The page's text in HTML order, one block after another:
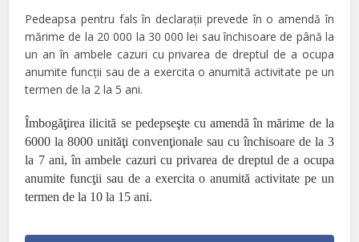
Pedeapsa pentru fals în declaraţii prevede în o amendă în
mărime de la 20 000 la 30 000 lei sau închisoare de până la
un an în ambele cazuri cu privarea de dreptul de a ocupa
anumite funcţii sau de a exercita o anumită activitate pe un
termen de la 2 la 5 ani.
Îmbogăţirea ilicită se pedepseşte cu amendă în mărime de la
6000 la 8000 unităţi convenţionale sau cu închisoare de la 3
la 7 ani, în ambele cazuri cu privarea de dreptul de a ocupa
anumite funcţii sau de a exercita o anumită activitate pe un
termen de la 10 la 15 ani.